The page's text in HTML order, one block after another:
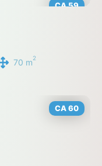
CA 59
70 m2
CA 60